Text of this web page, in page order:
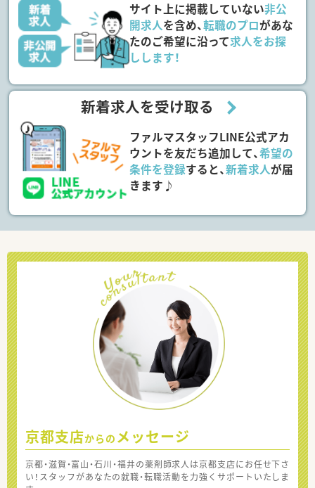
サイト上に掲載していない非公
開求人を含め、転職のプロがあな
たのご希望に沿って求人をお探
しします！
新着求人を受け取る
ファルマスタッフLINE公式アカ
ウントを友だち追加して、希望の
条件を登録すると、新着求人が届
きます♪
京都支店からの メッセージ
京都・滋賀・富山・石川・福井の薬剤師求人は京都支店にお任せ下さ
い！スタッフがあなたの就職・転職活動を力強くサポートいたしま